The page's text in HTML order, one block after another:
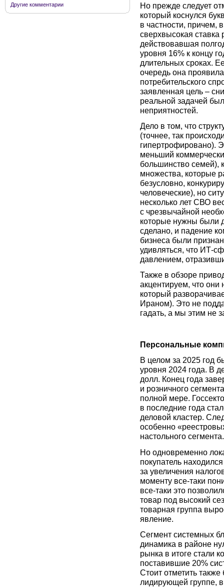
Другие комментарии
Но прежде следует
который коснулся
в частности, причем,
сверхвысокая
действовавшая
уровня 16% к концу
длительных сроках.
очередь она
потребительского
заявленная цель –
реальной задачей
неприятностей.
Дело в том, что
(точнее, так
гипертрофировано).
меньший
большинство семей),
множества, которые
безусловно,
человеческие), но
несколько лет СВО
с чрезвычайной
которые нужны были
сделано, и падение
бизнеса были
удивляться, что ИТ-
давлением,
Также в обзоре
акцентируем, что
который
Ираном). Это не
гадать, а мы этим не
Персональные
В целом за 2025 год
уровня 2024 года. В
долл. Конец года
и розничного
полной мере.
в последние года
деловой кластер.
особенно
настольного сегмента.
Но одновременно
покупатель
за увеличения
моменту все-таки
все-таки это
товар под высокий
товарная группа
явление.
Сегмент системных
динамика в районе
рынка в итоге стали
поставившие 20%
Стоит отметить
лидирующей группе,